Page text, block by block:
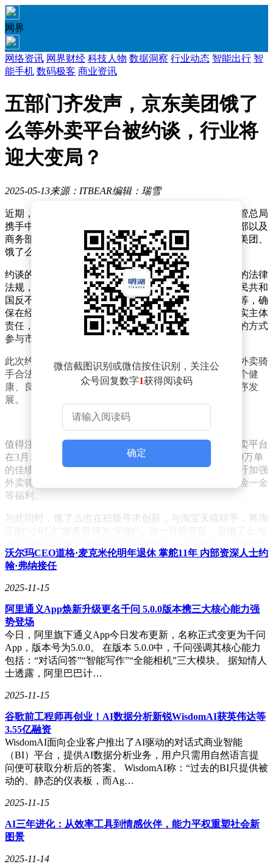
网界
网络资讯 网界财经 科技人物 数据洞察 行业动态 智能出行 智
能手机 数码极客 商业资讯
五部门齐发声，京东美团饿了
么等外卖平台被约谈，行业将
迎大变局？
2025-05-13来源：ITBEAR编辑：瑞雪
近期，我国外卖行业迎来了新一轮的监管关注。市场监管总局
携手中央社会工作部、中央网信办、人力资源社会保障部以及
商务部，针对外卖市场竞争中的一系列问题，对京东、美团、
饿了么等主要外卖平台企业进行了正式约谈。
约谈的核心在于，要求这些平台企业必须严格遵守国家的法律
法规，包括《中华人民共和国电子商务法》、《中华人民共和
国反不正当竞争法》和《中华人民共和国食品安全法》等，确
保在经营活动中合法合规。同时，各平台被敦促积极落实主体
责任，主动承担社会责任，加强内部管理，以公平有序的方式
参与市场竞争。
此次约谈还特别强调了保护消费者、平台内经营者以及外卖骑
手合法权益的重要性，旨在通过这些措施，共同营造一个健
康、良好的市场环境，推动平台经济的规范、健康和有序发
展。
值得注意的是，京东近期强势进军外卖行业，其京东外卖平台
在3月1日正式上线，并在当月24日实现了日单量突破100万单
的佳绩。京东外卖主打堂食餐厅，并积极发起倡议，呼吁加强
外卖骑手等新就业形态劳动者的权益保障，建议完善五险一金
等福利。
与此同时，饿了么也在积极寻求创新，与淘宝天猫联手，将淘
券等多种形式，为用户提供更优质、更便捷的服务体验。
微信截图识别或微信按住识别，关注公
众号回复数字1获得阅读码
确定
沃尔玛CEO道格·麦克米伦明年退休 掌舵11年 内部资深人士约
翰·弗纳接任
2025-11-15
阿里通义App焕新升级更名千问 5.0.0版本携三大核心能力强
势登场
今日，阿里旗下通义App今日发布更新，名称正式变更为千问
App，版本号为5.0.0。 在版本 5.0.0中，千问强调其核心能力
包括：“对话问答”“智能写作”“全能相机”三大模块。 据知情人
士透露，阿里巴巴计…
2025-11-15
谷歌前工程师再创业！AI数据分析新锐WisdomAI获英伟达等
3.55亿融资
WisdomAI面向企业客户推出了AI驱动的对话式商业智能
（BI）平台，提供AI数据分析业务，用户只需用自然语言提
问便可获取分析后的答案。 WisdomAI称：“过去的BI只提供被
动的、静态的仪表板，而Ag…
2025-11-15
AI三年进化：从效率工具到情感伙伴，能力平权重塑社会新
图景
2025-11-14